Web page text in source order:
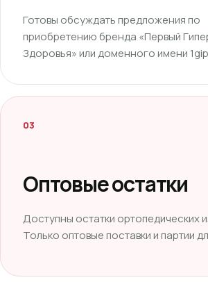
Готовы обсуждать предложения по
приобретению бренда «Первый
Здоровья» или доменного имени
03
Оптовые остатки
Доступны остатки ортопедических
Только оптовые поставки и партии